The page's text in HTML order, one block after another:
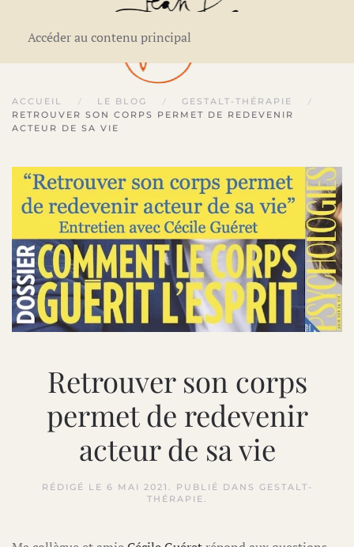
Accéder au contenu principal
ACCUEIL LE BLOG
GESTALT-THÉRAPIE
RETROUVER SON CORPS PERMET DE REDEVENIR
ACTEUR DE SA VIE
Retrouver son corps
permet de redevenir
acteur de sa vie
RÉDIGÉ LE 6 MAI 2021 . PUBLIÉ DANS GESTALT-
THÉRAPIE.